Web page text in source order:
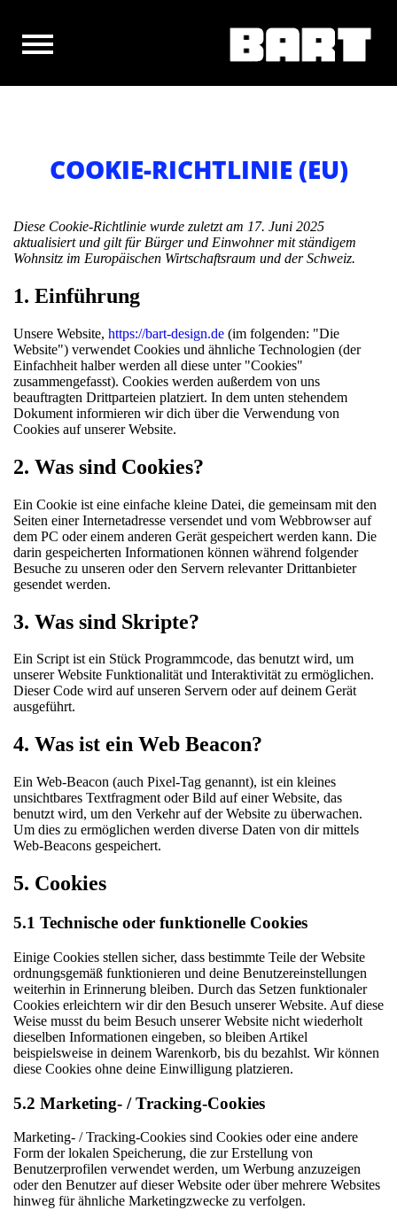
COOKIE-RICHTLINIE (EU)
Diese Cookie-Richtlinie wurde zuletzt am 17. Juni 2025
aktualisiert und gilt für Bürger und Einwohner mit ständigem
Wohnsitz im Europäischen Wirtschaftsraum und der Schweiz.
1. Einführung
Unsere Website, https://bart-design.de (im folgenden: "Die
Website") verwendet Cookies und ähnliche Technologien (der
Einfachheit halber werden all diese unter "Cookies"
zusammengefasst). Cookies werden außerdem von uns
beauftragten Drittparteien platziert. In dem unten stehendem
Dokument informieren wir dich über die Verwendung von
Cookies auf unserer Website.
2. Was sind Cookies?
Ein Cookie ist eine einfache kleine Datei, die gemeinsam mit den
Seiten einer Internetadresse versendet und vom Webbrowser auf
dem PC oder einem anderen Gerät gespeichert werden kann. Die
darin gespeicherten Informationen können während folgender
Besuche zu unseren oder den Servern relevanter Drittanbieter
gesendet werden.
3. Was sind Skripte?
Ein Script ist ein Stück Programmcode, das benutzt wird, um
unserer Website Funktionalität und Interaktivität zu ermöglichen.
Dieser Code wird auf unseren Servern oder auf deinem Gerät
ausgeführt.
4. Was ist ein Web Beacon?
Ein Web-Beacon (auch Pixel-Tag genannt), ist ein kleines
unsichtbares Textfragment oder Bild auf einer Website, das
benutzt wird, um den Verkehr auf der Website zu überwachen.
Um dies zu ermöglichen werden diverse Daten von dir mittels
Web-Beacons gespeichert.
5. Cookies
5.1 Technische oder funktionelle Cookies
Einige Cookies stellen sicher, dass bestimmte Teile der Website
ordnungsgemäß funktionieren und deine Benutzereinstellungen
weiterhin in Erinnerung bleiben. Durch das Setzen funktionaler
Cookies erleichtern wir dir den Besuch unserer Website. Auf diese
Weise musst du beim Besuch unserer Website nicht wiederholt
dieselben Informationen eingeben, so bleiben Artikel
beispielsweise in deinem Warenkorb, bis du bezahlst. Wir können
diese Cookies ohne deine Einwilligung platzieren.
5.2 Marketing- / Tracking-Cookies
Marketing- / Tracking-Cookies sind Cookies oder eine andere
Form der lokalen Speicherung, die zur Erstellung von
Benutzerprofilen verwendet werden, um Werbung anzuzeigen
oder den Benutzer auf dieser Website oder über mehrere Websites
hinweg für ähnliche Marketingzwecke zu verfolgen.